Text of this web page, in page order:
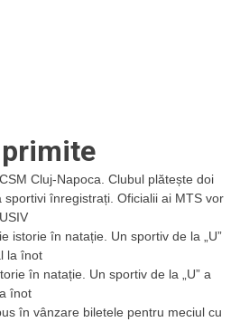
CSM Cluj-Napoca. Clubul plătește doi
înregistrați. Oficialii ai MTS vor
istorie în natație. Un sportiv de la „U”
la înot
în natație. Un sportiv de la „U” a
înot
pus în vânzare biletele pentru meciul cu